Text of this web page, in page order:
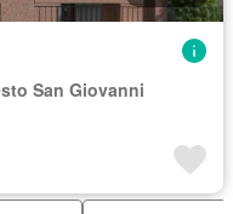
San Giovanni